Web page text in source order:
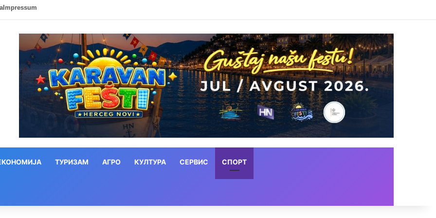
Impressum
ТУРИЗАМ АГРО КУЛТУРА СЕРВИС СПОРТ